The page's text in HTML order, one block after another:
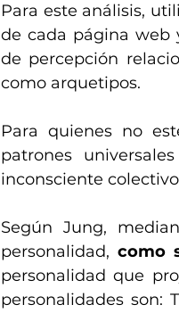
Para este análisis,
de cada página web
de percepción
como arquetipos.
Para quienes no
patrones
inconsciente
Según Jung,
personalidad, como
personalidad que
personalidades son: